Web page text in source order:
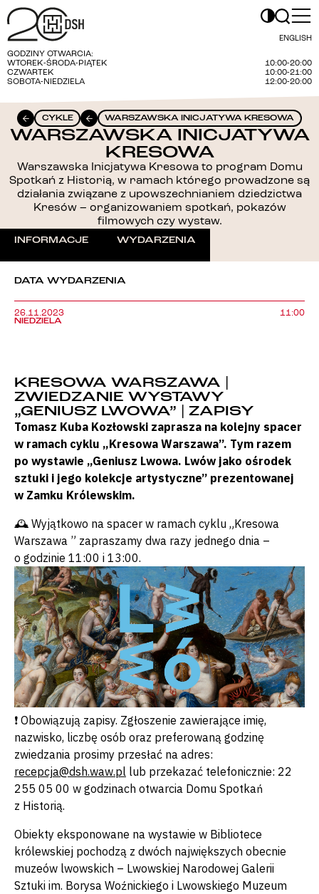
ENGLISH
GODZINY OTWARCIA:
WTOREK-ŚRODA-PIĄTEK
10:00-20:00
CZWARTEK
10:00-21:00
SOBOTA-NIEDZIELA
12:00-20:00
CYKLE WARSZAWSKA INICJATYWA KRESOWA
WARSZAWSKA INICJATYWA
KRESOWA
Warszawska Inicjatywa Kresowa to program Domu
Spotkań z Historią, w ramach którego prowadzone są
działania związane z upowszechnianiem dziedzictwa
Kresów – organizowaniem spotkań, pokazów
filmowych czy wystaw.
INFORMACJE
WYDARZENIA
DATA WYDARZENIA
26.11.2023
NIEDZIELA
11:00
KRESOWA WARSZAWA |
ZWIEDZANIE WYSTAWY
„GENIUSZ LWOWA” | ZAPISY
Tomasz Kuba Kozłowski zaprasza na kolejny spacer
w ramach cyklu „Kresowa Warszawa”. Tym razem
po wystawie „Geniusz Lwowa. Lwów jako ośrodek
sztuki i jego kolekcje artystyczne” prezentowanej
w Zamku Królewskim.
🕰 Wyjątkowo na spacer w ramach cyklu „Kresowa
Warszawa ” zapraszamy dwa razy jednego dnia –
o godzinie 11:00 i 13:00.
❗️ Obowiązują zapisy. Zgłoszenie zawierające imię,
nazwisko, liczbę osób oraz preferowaną godzinę
zwiedzania prosimy przesłać na adres:
recepcja@dsh.waw.pl lub przekazać telefonicznie: 22
255 05 00 w godzinach otwarcia Domu Spotkań
z Historią.
Obiekty eksponowane na wystawie w Bibliotece
królewskiej pochodzą z dwóch największych obecnie
muzeów lwowskich – Lwowskiej Narodowej Galerii
Sztuki im. Borysa Woźnickiego i Lwowskiego Muzeum